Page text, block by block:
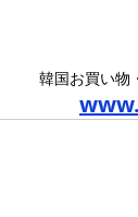
韓国お買い物
www.